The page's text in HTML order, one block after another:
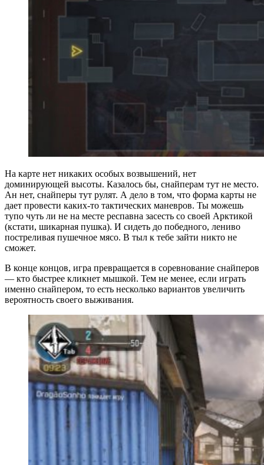
На карте нет никаких особых возвышений, нет
доминирующей высоты. Казалось бы, снайперам тут не место.
Ан нет, снайперы тут рулят. А дело в том, что форма карты не
дает провести каких-то тактических маневров. Ты можешь
тупо чуть ли не на месте респавна засесть со своей Арктикой
(кстати, шикарная пушка). И сидеть до победного, лениво
постреливая пушечное мясо. В тыл к тебе зайти никто не
сможет.
В конце концов, игра превращается в соревнование снайперов
— кто быстрее кликнет мышкой. Тем не менее, если играть
именно снайпером, то есть несколько вариантов увеличить
вероятность своего выживания.